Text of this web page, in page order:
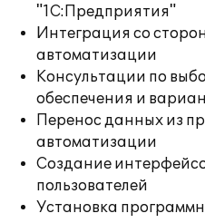
"1С:Предприятия"
Интеграция со
автоматизации
Консультации по
обеспечения и
Перенос данных из
автоматизации
Создание
пользователей
Установка